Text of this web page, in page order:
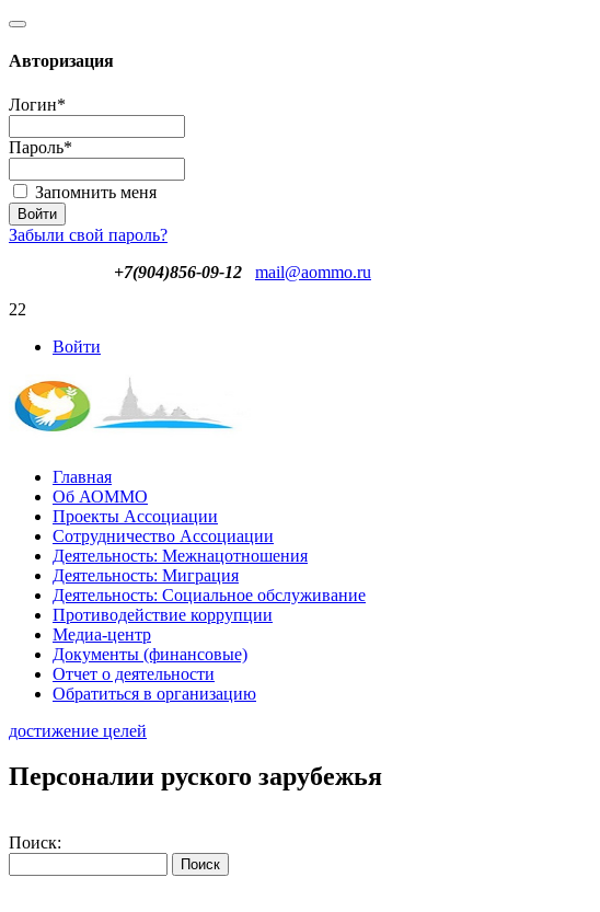
Авторизация
Логин*
Пароль*
Запомнить меня
Забыли свой пароль?
+7(904)856-09-12
mail@aommo.ru
22
Войти
Главная
Об АОММО
Проекты Ассоциации
Сотрудничество Ассоциации
Деятельность: Межнацотношения
Деятельность: Миграция
Деятельность: Социальное обслуживание
Противодействие коррупции
Медиа-центр
Документы (финансовые)
Отчет о деятельности
Обратиться в организацию
достижение целей
Персоналии руского зарубежья
Поиск: